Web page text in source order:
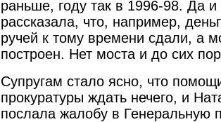
раньше, году так в 1996-98. Да
рассказала, что, например,
ручей к тому времени сдали, а
построен. Нет моста и до сих
Супругам стало ясно, что
прокуратуры ждать нечего, и
послала жалобу в Генеральную